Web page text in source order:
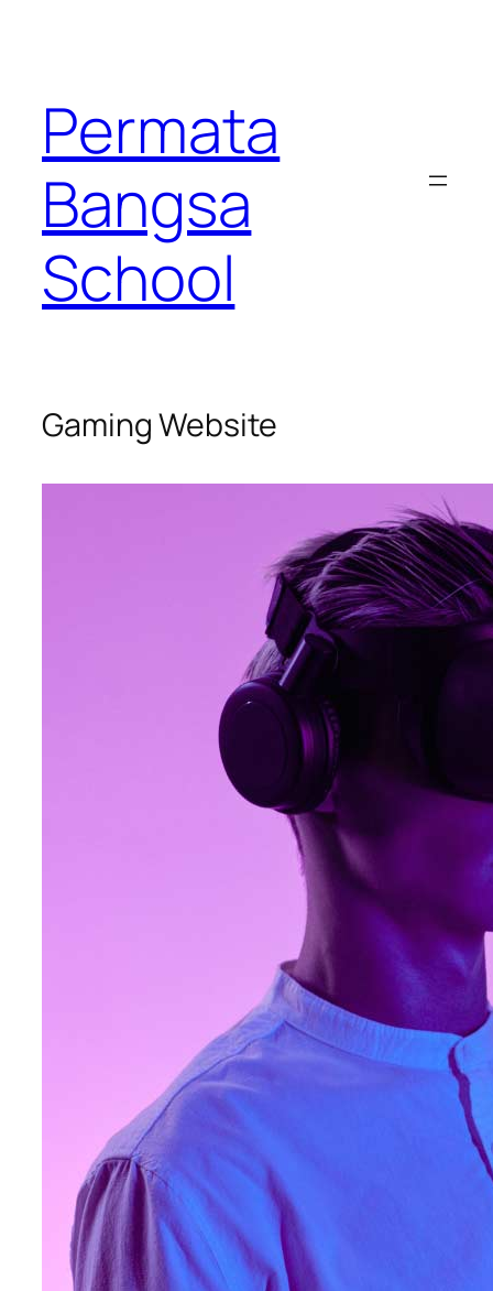
Permata
Bangsa
School
Gaming Website